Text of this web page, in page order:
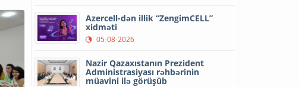
Azercell-dən illik “ZengimCELL”
xidməti
05-08-2026
Nazir Qazaxıstanın Prezident
Administrasiyası rəhbərinin
müavini ilə görüşüb